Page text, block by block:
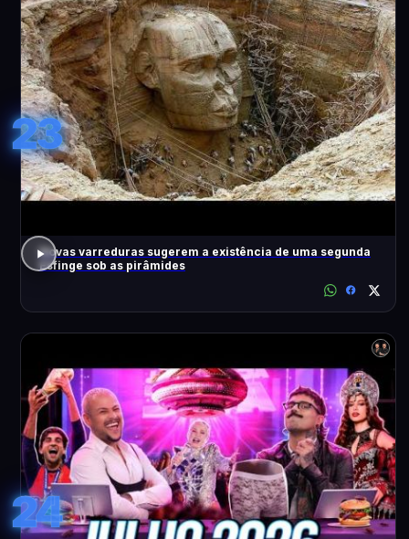
23
Novas varreduras sugerem a existência de uma segunda
Esfinge sob as pirâmides
24